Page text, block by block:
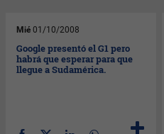
Mié 01/10/2008
Google presentó el G1 pero
habrá que esperar para que
llegue a Sudamérica.